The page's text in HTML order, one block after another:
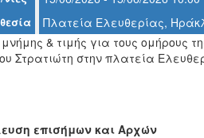
Πλατεία Ελευθερίας,
& τιμής για τους ομήρους
Στρατιώτη στην πλατεία
επισήμων και Αρχών